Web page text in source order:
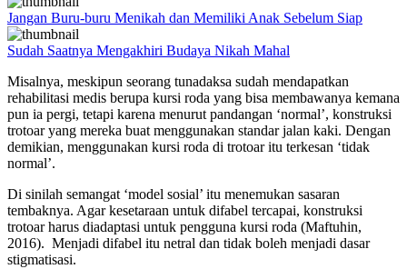
Jangan Buru-buru Menikah dan Memiliki Anak Sebelum Siap
Sudah Saatnya Mengakhiri Budaya Nikah Mahal
Misalnya, meskipun seorang tunadaksa sudah mendapatkan
rehabilitasi medis berupa kursi roda yang bisa membawanya kemana
pun ia pergi, tetapi karena menurut pandangan ‘normal’, konstruksi
trotoar yang mereka buat menggunakan standar jalan kaki. Dengan
demikian, menggunakan kursi roda di trotoar itu terkesan ‘tidak
normal’.
Di sinilah semangat ‘model sosial’ itu menemukan sasaran
tembaknya. Agar kesetaraan untuk difabel tercapai, konstruksi
trotoar harus diadaptasi untuk pengguna kursi roda (Maftuhin,
2016). Menjadi difabel itu netral dan tidak boleh menjadi dasar
stigmatisasi.